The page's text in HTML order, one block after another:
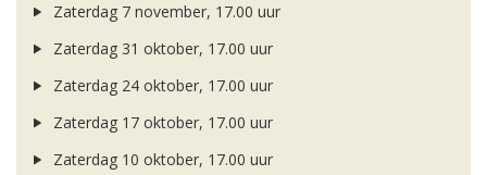
Zaterdag 7 november, 17.00 uur
Zaterdag 31 oktober, 17.00 uur
Zaterdag 24 oktober, 17.00 uur
Zaterdag 17 oktober, 17.00 uur
Zaterdag 10 oktober, 17.00 uur